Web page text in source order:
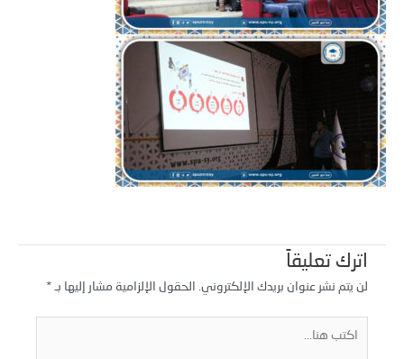
اترك تعليقاً
لن يتم نشر عنوان بريدك الإلكتروني. الحقول الإلزامية مشار إليها بـ